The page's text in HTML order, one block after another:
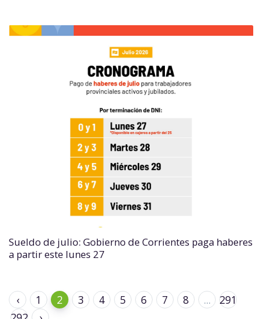
Sueldo de julio: Gobierno de Corrientes paga haberes
a partir este lunes 27
‹ 1 2 3 4 5 6 7 8 ...
291